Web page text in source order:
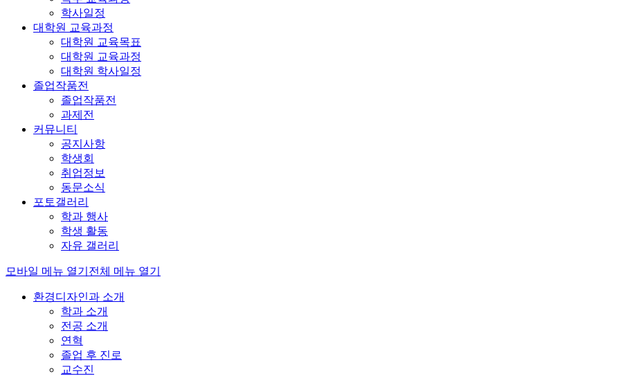
학사일정
대학원 교육과정
대학원 교육목표
대학원 교육과정
대학원 학사일정
졸업작품전
졸업작품전
과제전
커뮤니티
공지사항
학생회
취업정보
동문소식
포토갤러리
학과 행사
학생 활동
자유 갤러리
모바일 메뉴 열기 전체 메뉴 열기
환경디자인과 소개
학과 소개
전공 소개
연혁
졸업 후 진로
교수진